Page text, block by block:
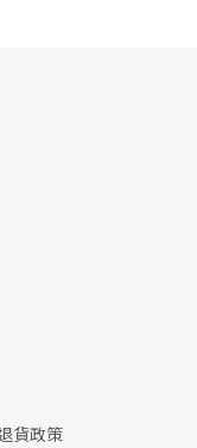
貨政策